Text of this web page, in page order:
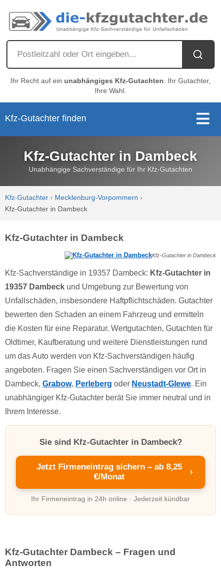
Ihr Recht auf ein unabhängiges Kfz-Gutachten . Ihr Gutachter,
Ihre Wahl.
Kfz-Gutachter finden
Kfz-Gutachter in Dambeck
Unabhängige Sachverständige für Ihr Kfz-Gutachten
Kfz-Gutachter › Mecklenburg-Vorpommern ›
Kfz-Gutachter in Dambeck
Kfz-Gutachter in Dambeck
Kfz-Gutachter in Dambeck
Kfz-Sachverständige in 19357 Dambeck: Kfz-Gutachter in
19357 Dambeck und Umgebung zur Bewertung von
Unfallschäden, insbesondere Haftpflichtschäden. Gutachter
bewerten den Schaden an einem Fahrzeug und ermitteln
die Kosten für eine Reparatur. Wertgutachten, Gutachten für
Oldtimer, Kaufberatung und weitere Dienstleistungen rund
um das Auto werden von Kfz-Sachverständigen häufig
angeboten. Fragen Sie einen Sachverständigen vor Ort in
Dambeck, Grabow, Perleberg oder Neustadt-Glewe. Ein
unabhängiger Kfz-Gutachter berät Sie immer neutral und in
Ihrem Interesse.
Sie sind Kfz-Gutachter in Dambeck?
Jetzt Firmeneintrag sichern – ab 8,25
€/Monat
›
Ihr Firmeneintrag in 24h online · Jederzeit kündbar
Kfz-Gutachter Dambeck – Fragen und
Antworten